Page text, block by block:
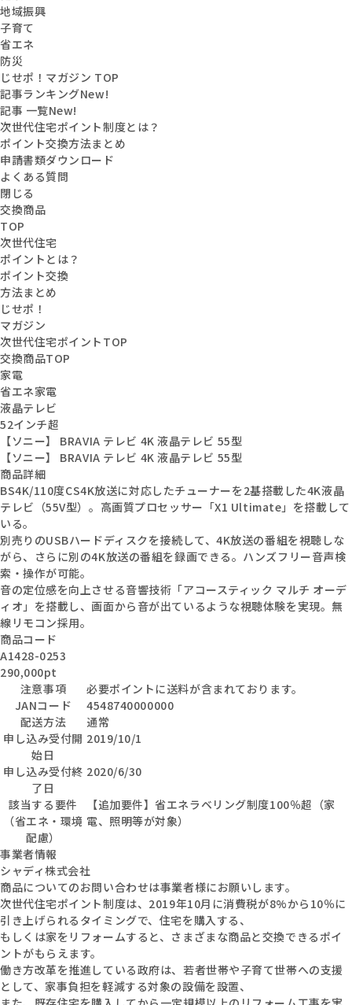
地域振興
子育て
省エネ
防災
じせポ！マガジン TOP
記事ランキングNew!
記事 一覧New!
次世代住宅ポイント制度とは？
ポイント交換方法まとめ
申請書類ダウンロード
よくある質問
閉じる
交換商品
TOP
次世代住宅
ポイントとは？
ポイント交換
方法まとめ
じせポ！
マガジン
次世代住宅ポイントTOP
交換商品TOP
家電
省エネ家電
液晶テレビ
52インチ超
【ソニー】 BRAVIA テレビ 4K 液晶テレビ 55型
【ソニー】 BRAVIA テレビ 4K 液晶テレビ 55型
商品詳細
BS4K/110度CS4K放送に対応したチューナーを2基搭載した4K液晶
テレビ（55V型）。高画質プロセッサー「X1 Ultimate」を搭載して
いる。
別売りのUSBハードディスクを接続して、4K放送の番組を視聴しな
がら、さらに別の4K放送の番組を録画できる。ハンズフリー音声検
索・操作が可能。
音の定位感を向上させる音響技術「アコースティック マルチ オーデ
ィオ」を搭載し、画面から音が出ているような視聴体験を実現。無
線リモコン採用。
商品コード
A1428-0253
290,000pt
注意事項
必要ポイントに送料が含まれております。
JANコード
4548740000000
配送方法
通常
申し込み受付開
始日
2019/10/1
申し込み受付終
了日
2020/6/30
該当する要件
（省エネ・環境
配慮）
【追加要件】省エネラベリング制度100％超（家
電、照明等が対象）
事業者情報
シャディ株式会社
商品についてのお問い合わせは事業者様にお願いします。
次世代住宅ポイント制度は、2019年10月に消費税が8%から10％に
引き上げられるタイミングで、住宅を購入する、
もしくは家をリフォームすると、さまざまな商品と交換できるポイ
ントがもらえます。
働き方改革を推進している政府は、若者世帯や子育て世帯への支援
として、家事負担を軽減する対象の設備を設置、